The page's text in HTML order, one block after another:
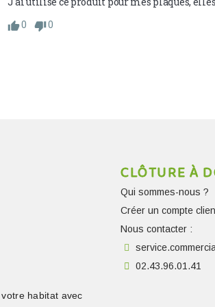
0
0
habitat avec
CLÔTURE À
Qui sommes-nous ?
Créer un compte
Nous contacter :
02.43.96.01.41